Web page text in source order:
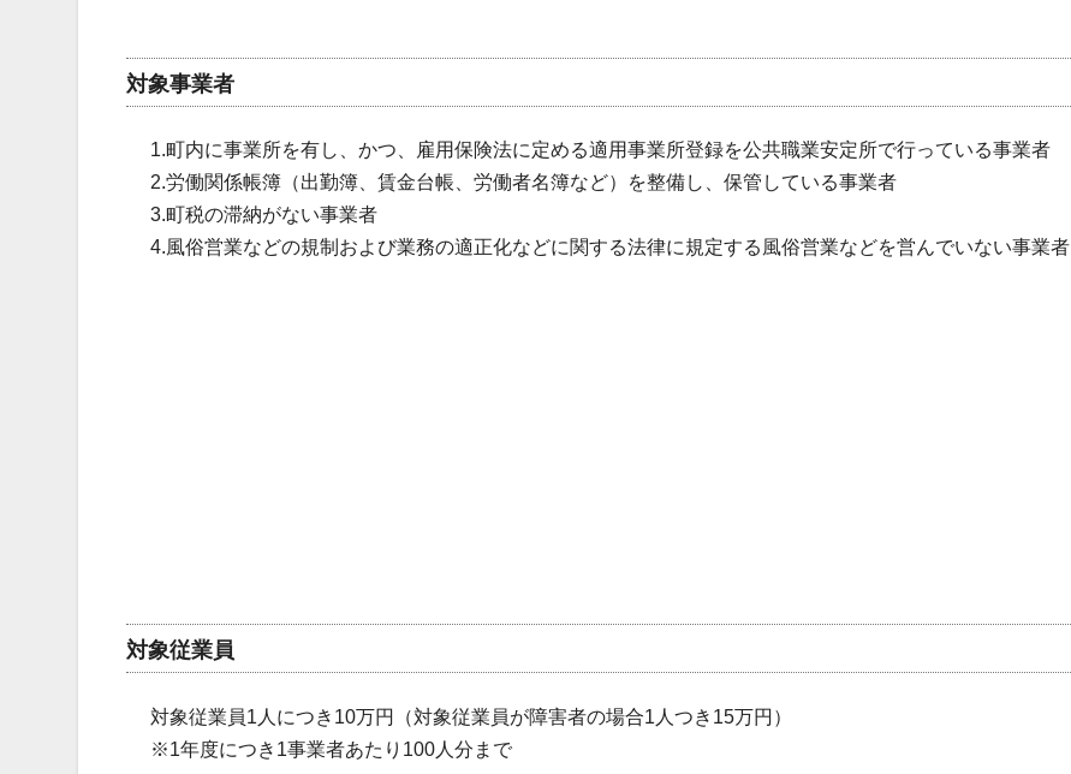
対象事業者
1.町内に事業所を有し、かつ、雇用保険法に定める適用事業所登録を公共職業安定所で行っている事業者
2.労働関係帳簿（出勤簿、賃金台帳、労働者名簿など）を整備し、保管している事業者
3.町税の滞納がない事業者
4.風俗営業などの規制および業務の適正化などに関する法律に規定する風俗営業などを営んでいない事業者
対象従業員
対象従業員1人につき10万円（対象従業員が障害者の場合1人つき15万円）
※1年度につき1事業者あたり100人分まで